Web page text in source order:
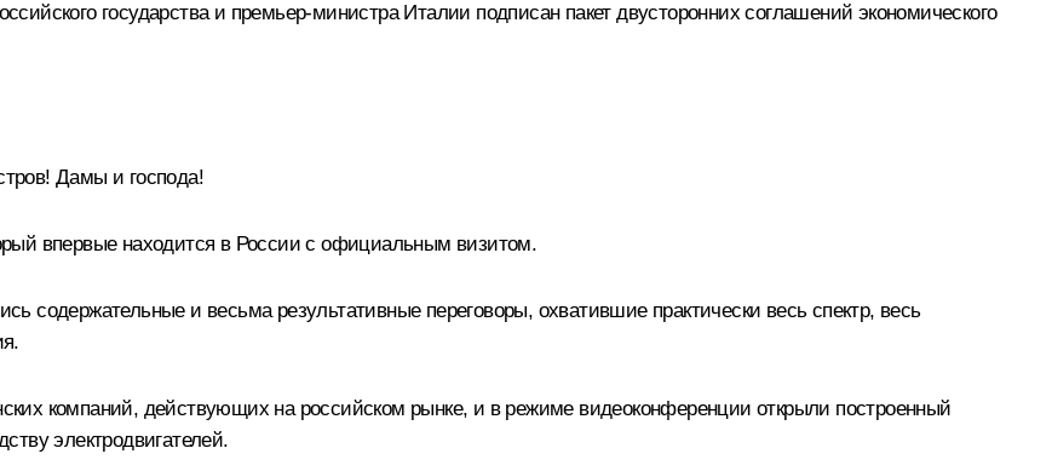
государства и премьер-министра Италии подписан пакет двусторонних соглашений экономического
Дамы и господа!
впервые находится в России с официальным визитом.
содержательные и весьма результативные переговоры, охватившие практически весь спектр, весь
компаний, действующих на российском рынке, и в режиме видеоконференции открыли построенный
электродвигателей.